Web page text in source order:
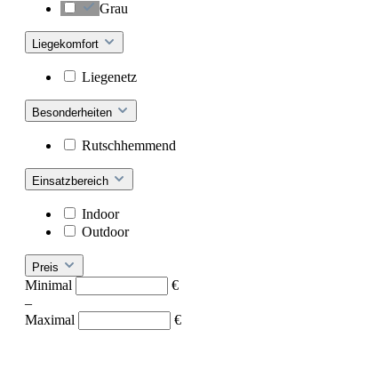
Grau
Liegekomfort
Liegenetz
Besonderheiten
Rutschhemmend
Einsatzbereich
Indoor
Outdoor
Preis
Minimal
€
–
Maximal
€